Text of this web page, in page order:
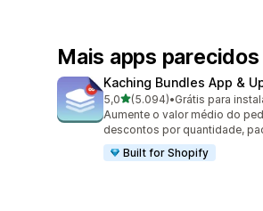
Mais apps parecidos
Kaching Bundles App &
5,0de 5 estrelas
(5.094)
5094 avaliações ao todo
•Grátis para
Aumente o valor médio do
descontos por quantidade,
Built for Shopify